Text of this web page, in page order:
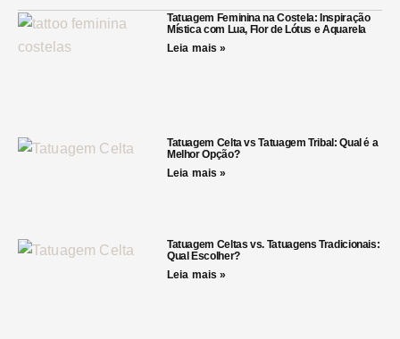
Tatuagem Feminina na Costela: Inspiração
Mística com Lua, Flor de Lótus e Aquarela
Leia mais »
Tatuagem Celta vs Tatuagem Tribal: Qual é a
Melhor Opção?
Leia mais »
Tatuagem Celtas vs. Tatuagens Tradicionais:
Qual Escolher?
Leia mais »